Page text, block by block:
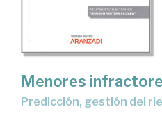
Menores
predicción, gestión del